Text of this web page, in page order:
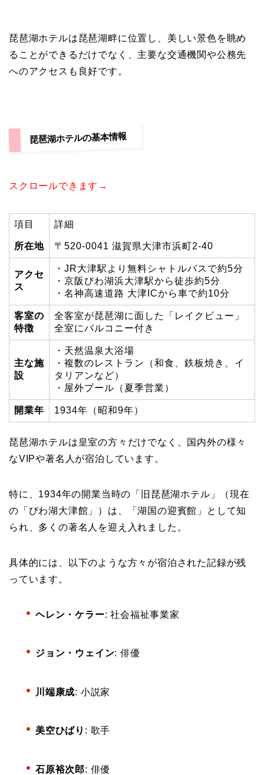
琵琶湖ホテルは琵琶湖畔に位置し、美しい景色を眺め
ることができるだけでなく、主要な交通機関や公務先
へのアクセスも良好です。
琵琶湖ホテルの基本情報
スクロールできます→
項目 詳細
所在地 〒520-0041 滋賀県大津市浜町2-40
アクセ
ス
・JR大津駅より無料シャトルバスで約5分
・京阪びわ湖浜大津駅から徒歩約5分
・名神高速道路 大津ICから車で約10分
客室の
特徴
全客室が琵琶湖に面した「レイクビュー」
全室にバルコニー付き
主な施
設
・天然温泉大浴場
・複数のレストラン（和食、鉄板焼き、イ
タリアンなど）
・屋外プール（夏季営業）
開業年 1934年（昭和9年）
琵琶湖ホテルは皇室の方々だけでなく、国内外の様々
なVIPや著名人が宿泊しています。
特に、1934年の開業当時の「旧琵琶湖ホテル」（現在
の「びわ湖大津館」）は、「湖国の迎賓館」として知
られ、多くの著名人を迎え入れました。
具体的には、以下のような方々が宿泊された記録が残
っています。
ヘレン・ケラー: 社会福祉事業家
ジョン・ウェイン: 俳優
川端康成: 小説家
美空ひばり : 歌手
石原裕次郎: 俳優